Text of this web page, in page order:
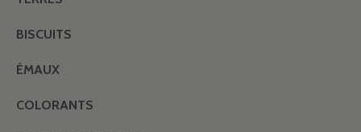
BISCUITS
ÉMAUX
COLORANTS